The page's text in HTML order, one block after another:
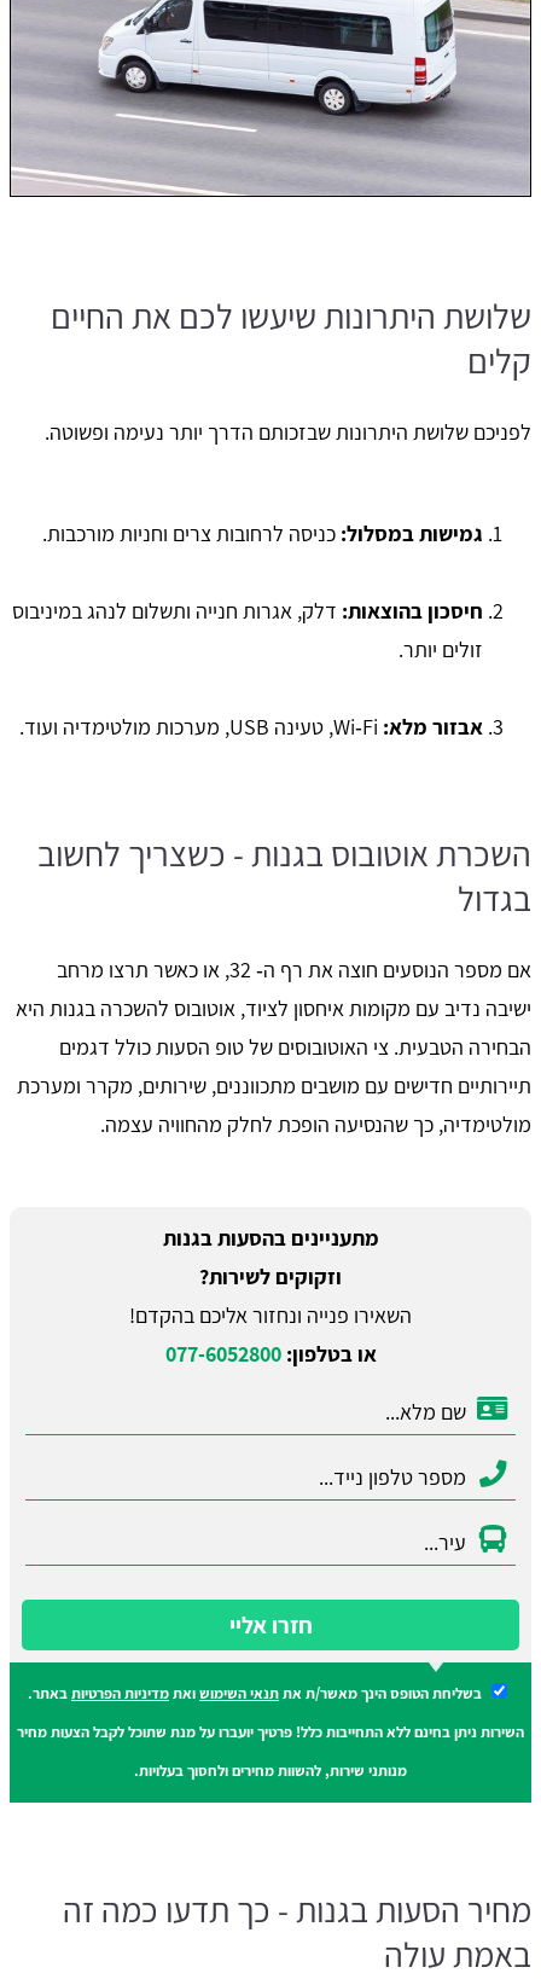
שלושת היתרונות שיעשו לכם את החיים
קלים
לפניכם שלושת היתרונות שבזכותם הדרך יותר נעימה ופשוטה.
גמישות במסלול: כניסה לרחובות צרים וחניות מורכבות.
חיסכון בהוצאות: דלק, אגרות חנייה ותשלום לנהג במיניבוס
זולים יותר.
אבזור מלא:
השכרת אוטובוס בגנות - כשצריך לחשוב
בגדול
אם מספר הנוסעים חוצה את רף ה‑ 32, או כאשר תרצו מרחב
ישיבה נדיב עם מקומות איחסון לציוד, אוטובוס להשכרה בגנות היא
הבחירה הטבעית. צי האוטובוסים של טופ הסעות כולל דגמים
תיירותיים חדישים עם מושבים מתכווננים, שירותים, מקרר ומערכת
מולטימדיה, כך שהנסיעה הופכת לחלק מהחוויה עצמה.
מתעניינים בהסעות בגנות
וזקוקים לשירות?
השאירו פנייה ונחזור אליכם בהקדם!
או בטלפון:077-6052800
חזרו אליי
בשליחת הטופס הינך מאשר/ת אתתנאי השימושואתמדיניות הפרטיותבאתר.
השירות ניתן בחינם ללא התחייבות כלל! פרטיך יועברו על מנת שתוכל לקבל הצעות מחיר
מנותני שירות, להשוות מחירים ולחסוך בעלויות.
מחיר הסעות בגנות - כך תדעו כמה זה
באמת עולה